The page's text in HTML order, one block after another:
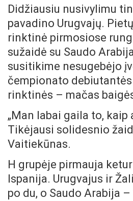
Didžiausiu nusivylimu
pavadino Urugvajų.
rinktinė pirmosiose
sužaidė su Saudo
susitikime nesugebėjo
čempionato
rinktinės – mačas
„Man labai gaila to, kaip
Tikėjausi solidesnio
Vaitiekūnas.
H grupėje pirmauja
Ispanija. Urugvajus ir
po du, o Saudo Arabija